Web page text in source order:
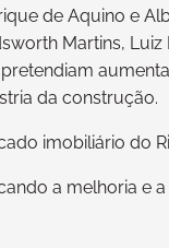
de Aquino e
Martins,
da construção.
imobiliário do
a melhoria e